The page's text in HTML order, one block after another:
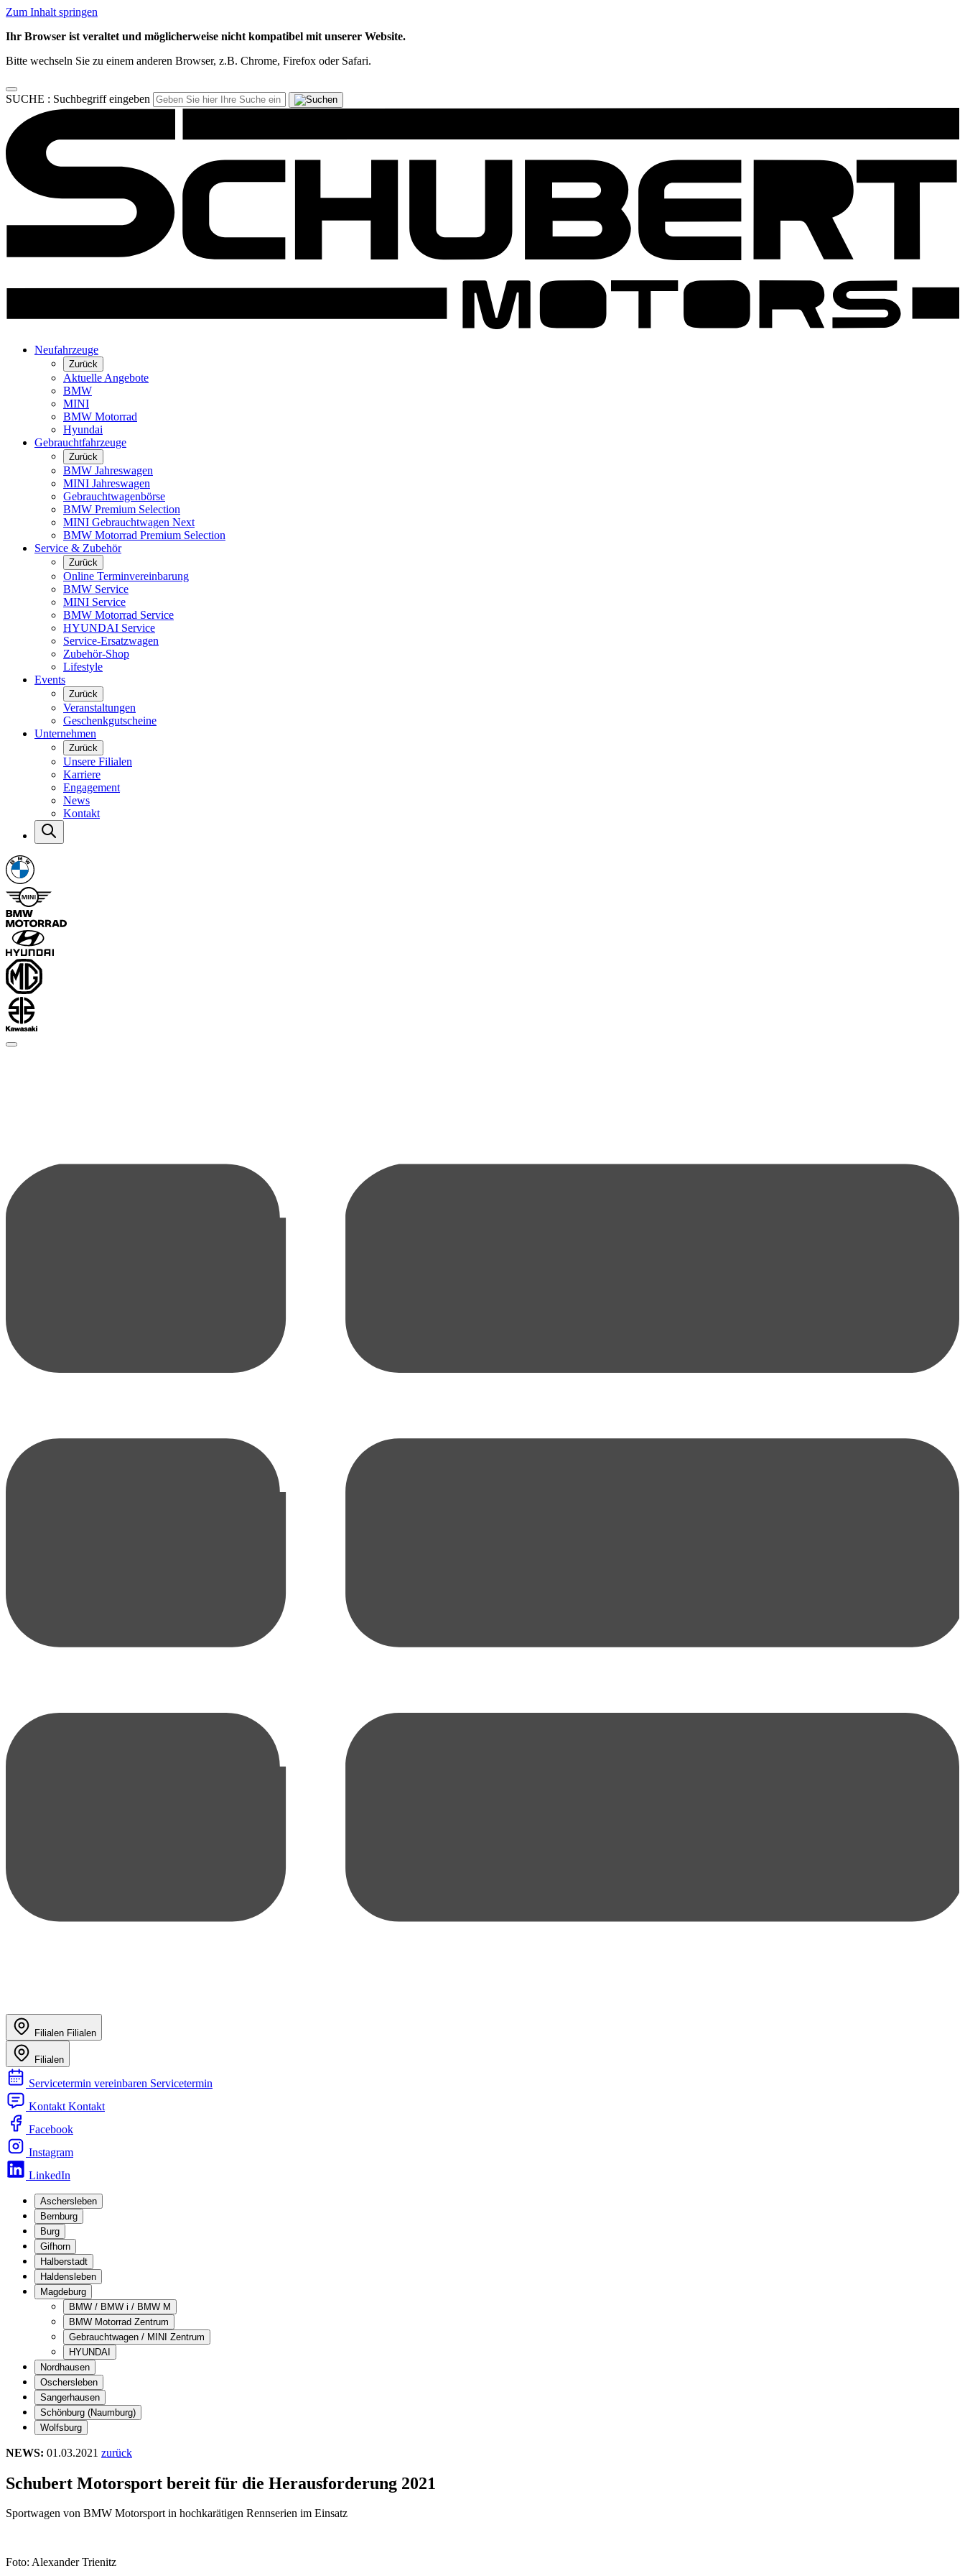
Zum Inhalt springen
Ihr Browser ist veraltet und möglicherweise nicht kompatibel mit unserer Website.
Bitte wechseln Sie zu einem anderen Browser, z.B. Chrome, Firefox oder Safari.
SUCHE : Suchbegriff eingeben
Neufahrzeuge
Zurück
Aktuelle Angebote
BMW
MINI
BMW Motorrad
Hyundai
Gebrauchtfahrzeuge
Zurück
BMW Jahreswagen
MINI Jahreswagen
Gebrauchtwagenbörse
BMW Premium Selection
MINI Gebrauchtwagen Next
BMW Motorrad Premium Selection
Service & Zubehör
Zurück
Online Terminvereinbarung
BMW Service
MINI Service
BMW Motorrad Service
HYUNDAI Service
Service-Ersatzwagen
Zubehör-Shop
Lifestyle
Events
Zurück
Veranstaltungen
Geschenkgutscheine
Unternehmen
Zurück
Unsere Filialen
Karriere
Engagement
News
Kontakt
Filialen Filialen
Filialen
Servicetermin vereinbaren Servicetermin
Kontakt Kontakt
Facebook
Instagram
LinkedIn
Aschersleben
Bernburg
Burg
Gifhorn
Halberstadt
Haldensleben
Magdeburg
BMW / BMW i / BMW M
BMW Motorrad Zentrum
Gebrauchtwagen / MINI Zentrum
HYUNDAI
Nordhausen
Oschersleben
Sangerhausen
Schönburg (Naumburg)
Wolfsburg
NEWS: 01.03.2021 zurück
Schubert Motorsport bereit für die Herausforderung 2021
Sportwagen von BMW Motorsport in hochkarätigen Rennserien im Einsatz
Foto: Alexander Trienitz